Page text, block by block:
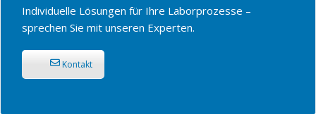
Individuelle Lösungen für Ihre Laborprozesse –
sprechen Sie mit unseren Experten.
Kontakt